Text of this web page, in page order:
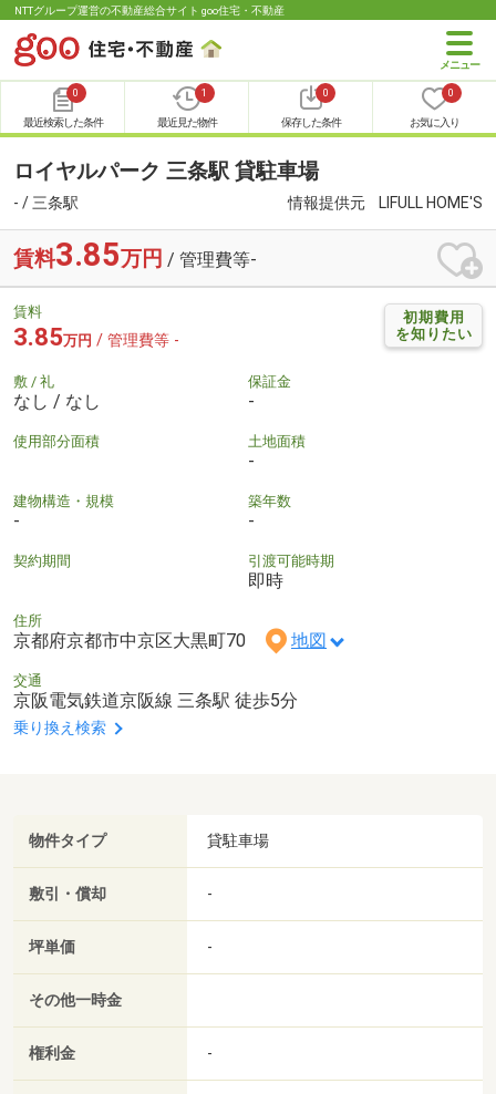
NTTグループ運営の不動産総合サイト goo住宅・不動産
0
最近検索した条件
1
最近見た物件
0
保存した条件
0
お気に入り
ロイヤルパーク 三条駅 貸駐車場
- / 三条駅 情報提供元 LIFULL HOME'S
賃料3.85万円 / 管理費等-
初期費用
を知りたい
賃料
3.85万円 / 管理費等 -
敷 / 礼
なし / なし
保証金
-
使用部分面積 土地面積
-
建物構造・規模
-
築年数
-
契約期間 引渡可能時期
即時
住所
京都府京都市中京区大黒町70 地図
交通
京阪電気鉄道京阪線 三条駅 徒歩5分
乗り換え検索
物件タイプ 貸駐車場
敷引・償却 -
坪単価 -
その他一時金
権利金 -